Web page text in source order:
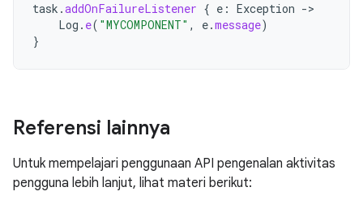
task .addOnFailureListener { e : Exception ->
Log . e( "MYCOMPONENT" , e.message)
}
Referensi lainnya
Untuk mempelajari penggunaan API pengenalan aktivitas
pengguna lebih lanjut, lihat materi berikut: